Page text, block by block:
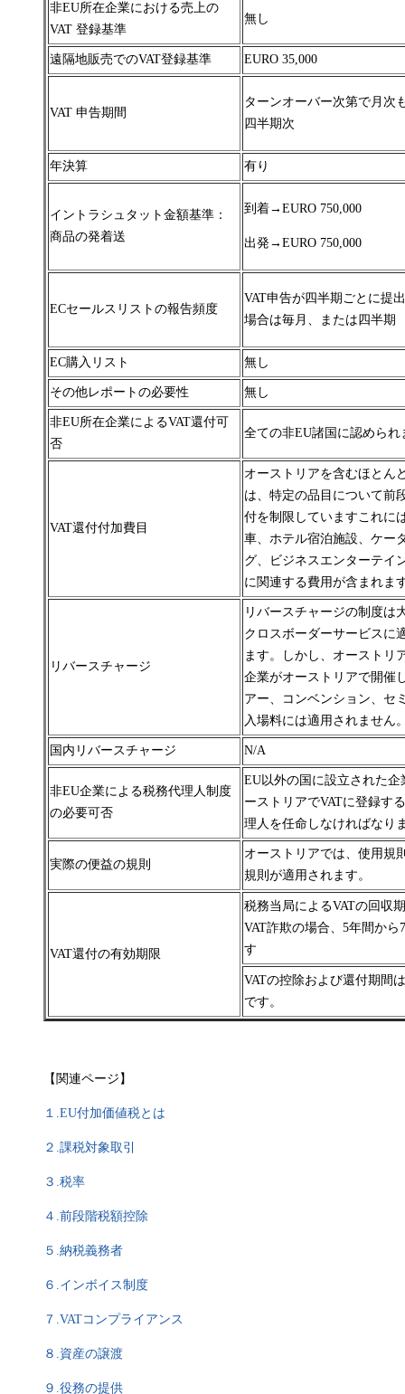
非EU所在企業における売上の
VAT 登録基準
無し
遠隔地販売でのVAT登録基準 EURO 35,000
VAT 申告期間
ターンオーバー次第で月次
四半期次
年決算 有り
イントラシュタット金額基準：
商品の発着送
到着→ EURO 750,000
出発→ EURO 750,000
ECセールスリストの報告頻度
VAT申告が四半期ごとに提
場合は毎月、または四半期
EC購入リスト 無し
その他レポートの必要性 無し
非EU所在企業によるVAT還付可
否
全ての非EU諸国に認められ
VAT還付付加費目
オーストリアを含むほとん
は、特定の品目について前
付を制限していますこれに
車、ホテル宿泊施設、ケー
グ、ビジネスエンターテイ
に関連する費用が含まれま
リバースチャージ
リバースチャージの制度は
クロスボーダーサービスに
ます。しかし、オーストリ
企業がオーストリアで開催
アー、コンベンション、セ
入場料には適用されません
国内リバースチャージ N/A
非EU企業による税務代理人制度
の必要可否
EU以外の国に設立された企
ーストリアでVATに登録す
理人を任命しなければなり
実際の便益の規則
オーストリアでは、使用規
規則が適用されます。
VAT還付の有効期限
税務当局によるVATの回収
VAT詐欺の場合、5年間から
す
VATの控除および還付期間
です。
【関連ページ】
１.EU付加価値税とは
２.課税対象取引
３.税率
４.前段階税額控除
５.納税義務者
６.インボイス制度
７.VATコンプライアンス
８.資産の譲渡
９.役務の提供